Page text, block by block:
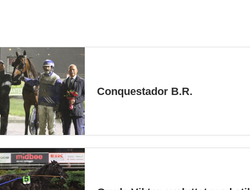
Conquestador B.R.